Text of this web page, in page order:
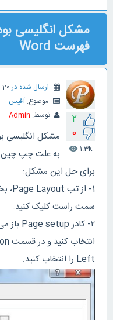
مشكل انگلیسی
فهرست Word
2
0
1.3k
visibility
ارسال شده در 20 اردیبهشت 1398
موضوع: آفیس
توسط: Admin
مشكل انگلیسی
به علت چپ
برای حل این مشكل:
سمت راست کلیک کنید.
Left را انتخاب کنید.